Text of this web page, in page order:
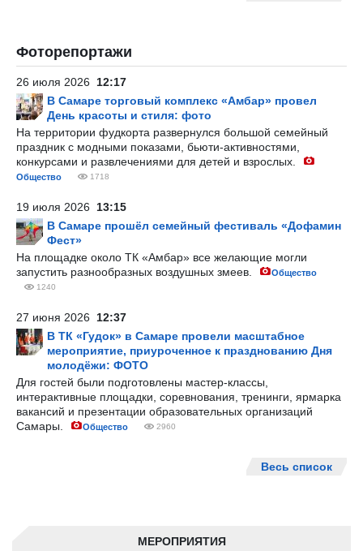
МЕРОПРИЯТИЯ
Фоторепортажи
26 июля 2026 12:17
В Самаре торговый комплекс «Амбар» провел
День красоты и стиля: фото
На территории фудкорта развернулся большой семейный
праздник с модными показами, бьюти-активностями,
конкурсами и развлечениями для детей и взрослых.
Общество 1718
19 июля 2026 13:15
В Самаре прошёл семейный фестиваль «Дофамин
Фест»
На площадке около ТК «Амбар» все желающие могли
запустить разнообразных воздушных змеев.
Общество
1240
27 июня 2026 12:37
В ТК «Гудок» в Самаре провели масштабное
мероприятие, приуроченное к празднованию Дня
молодёжи: ФОТО
Для гостей были подготовлены мастер-классы,
интерактивные площадки, соревнования, тренинги, ярмарка
вакансий и презентации образовательных организаций
Самары.
Общество 2960
Весь список